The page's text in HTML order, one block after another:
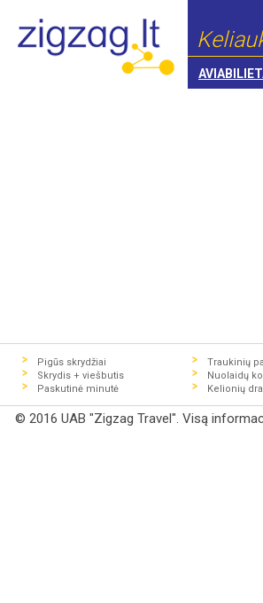
Pigūs skrydžiai
Skrydis + viešbutis
Paskutinė minutė
Traukinių
Nuolaidų
Kelionių
© 2016 UAB "Zigzag Travel". Visą